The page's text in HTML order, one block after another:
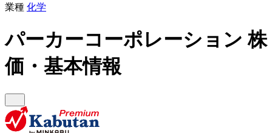
業種 化学
パーカーコーポレーション株
価・基本情報